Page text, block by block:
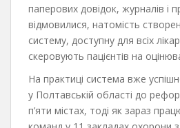
паперових довідок, журналів і
відмовилися, натомість
систему, доступну для всіх
скеровують пацієнтів на
На практиці система вже
у Полтавській області до
п’яти містах, тоді як зараз